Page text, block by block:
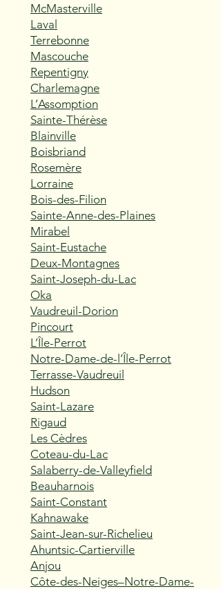
McMasterville
Laval
Terrebonne
Mascouche
Repentigny
Charlemagne
L’Assomption
Sainte-Thérèse
Blainville
Boisbriand
Rosemère
Lorraine
Bois-des-Filion
Sainte-Anne-des-Plaines
Mirabel
Saint-Eustache
Deux-Montagnes
Saint-Joseph-du-Lac
Oka
Vaudreuil-Dorion
Pincourt
L’Île-Perrot
Notre-Dame-de-l’Île-Perrot
Terrasse-Vaudreuil
Hudson
Saint-Lazare
Rigaud
Les Cèdres
Coteau-du-Lac
Salaberry-de-Valleyfield
Beauharnois
Saint-Constant
Kahnawake
Saint-Jean-sur-Richelieu
Ahuntsic-Cartierville
Anjou
Côte-des-Neiges–Notre-Dame-